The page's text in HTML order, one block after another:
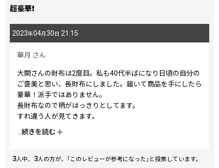
超豪華❗️
2023年04月 30 日 21:15
華月 さん
大関さんの財布は2度目。私も40代半ばになり日頃の自分の
ご褒美と思い、長財布にしました。届いて商品を手にしたら
豪華！派手ではありません。
長財布なので柄がはっきりとしてます。
すれ違う人が見てきます。
レジでは『綺麗な財布だし、センスいいわね』と褒められま
した。
...続きを読む
3人中、 3人の方が、｢このレビューが参考になった｣と投票しています。